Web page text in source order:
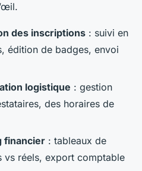
des inscriptions : suivi en
édition de badges, envoi
logistique : gestion
des horaires de
financier : tableaux de
vs réels, export comptable